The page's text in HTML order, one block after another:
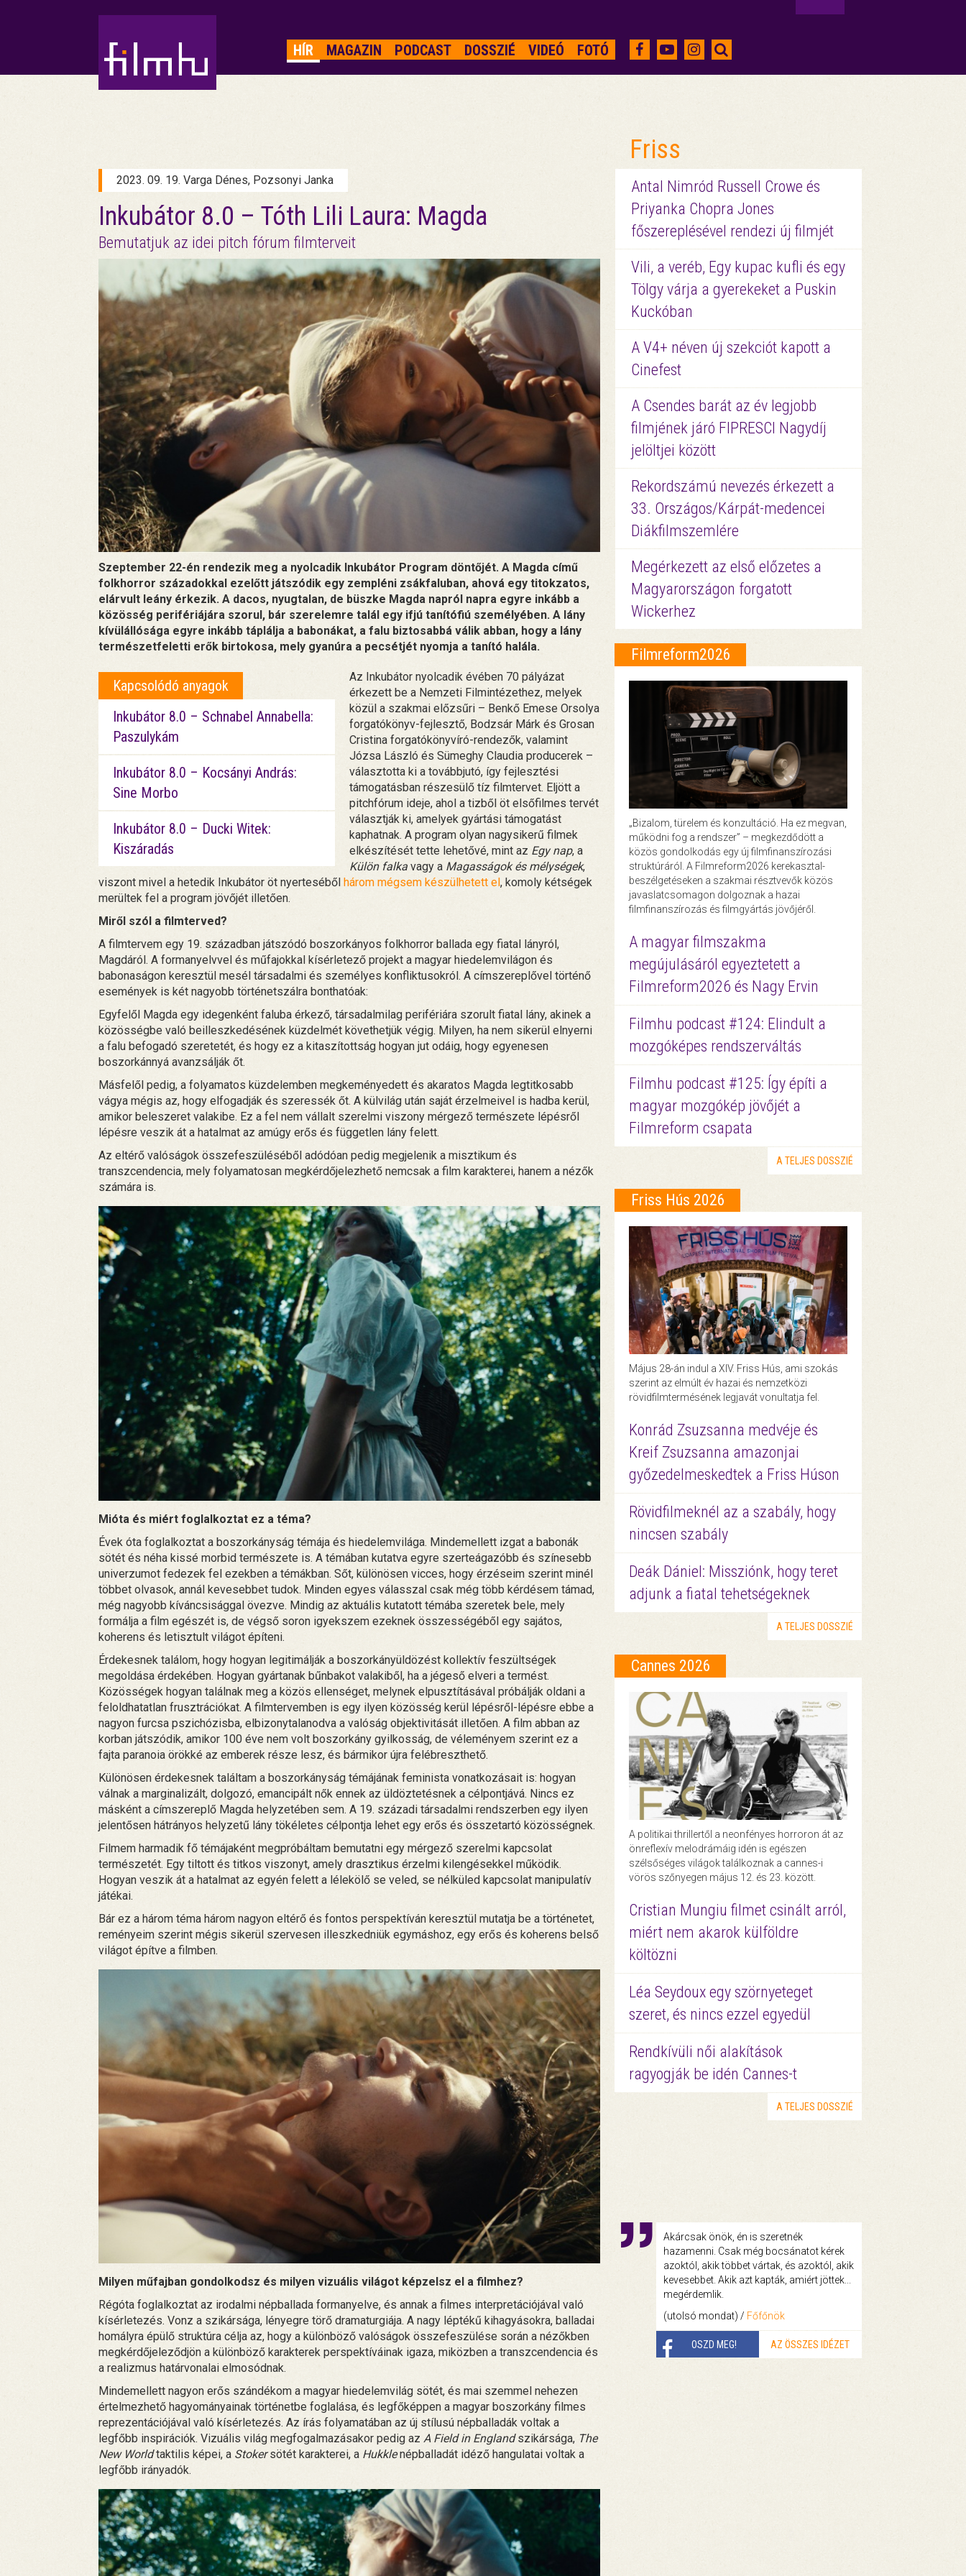
HÍR MAGAZIN PODCAST DOSSZIÉ VIDEÓ FOTÓ
2023. 09. 19. Varga Dénes, Pozsonyi Janka
Inkubátor 8.0 – Tóth Lili Laura: Magda
Bemutatjuk az idei pitch fórum filmterveit
Szeptember 22-én rendezik meg a nyolcadik Inkubátor Program döntőjét. A Magda című
folkhorror századokkal ezelőtt játszódik egy zempléni zsákfaluban, ahová egy titokzatos,
elárvult leány érkezik. A dacos, nyugtalan, de büszke Magda napról napra egyre inkább a
közösség perifériájára szorul, bár szerelemre talál egy ifjú tanítófiú személyében. A lány
kívülállósága egyre inkább táplálja a babonákat, a falu biztosabbá válik abban, hogy a lány
természetfeletti erők birtokosa, mely gyanúra a pecsétjét nyomja a tanító halála.
Kapcsolódó anyagok
Inkubátor 8.0 – Schnabel Annabella:
Paszulykám
Inkubátor 8.0 – Kocsányi András:
Sine Morbo
Inkubátor 8.0 – Ducki Witek:
Kiszáradás
Az Inkubátor nyolcadik évében 70 pályázat
érkezett be a Nemzeti Filmintézethez, melyek
közül a szakmai előzsűri – Benkő Emese Orsolya
forgatókönyv-fejlesztő, Bodzsár Márk és Grosan
Cristina forgatókönyvíró-rendezők, valamint
Józsa László és Sümeghy Claudia producerek –
választotta ki a továbbjutó, így fejlesztési
támogatásban részesülő tíz filmtervet. Eljött a
pitchfórum ideje, ahol a tizből öt elsőfilmes tervét
választják ki, amelyek gyártási támogatást
kaphatnak. A program olyan nagysikerű filmek
elkészítését tette lehetővé, mint az Egy nap, a
Külön falka vagy a Magasságok és mélységek,
viszont mivel a hetedik Inkubátor öt nyerteséből három mégsem készülhetett el , komoly kétségek
merültek fel a program jövőjét illetően.
Miről szól a filmterved?
A filmtervem egy 19. században játszódó boszorkányos folkhorror ballada egy fiatal lányról,
Magdáról. A formanyelvvel és műfajokkal kísérletező projekt a magyar hiedelemvilágon és
babonaságon keresztül mesél társadalmi és személyes konfliktusokról. A címszereplővel történő
események is két nagyobb történetszálra bonthatóak:
Egyfelől Magda egy idegenként faluba érkező, társadalmilag perifériára szorult fiatal lány, akinek a
közösségbe való beilleszkedésének küzdelmét követhetjük végig. Milyen, ha nem sikerül elnyerni
a falu befogadó szeretetét, és hogy ez a kitaszítottság hogyan jut odáig, hogy egyenesen
boszorkánnyá avanzsálják őt.
Másfelől pedig, a folyamatos küzdelemben megkeményedett és akaratos Magda legtitkosabb
vágya mégis az, hogy elfogadják és szeressék őt. A külvilág után saját érzelmeivel is hadba kerül,
amikor beleszeret valakibe. Ez a fel nem vállalt szerelmi viszony mérgező természete lépésről
lépésre veszik át a hatalmat az amúgy erős és független lány felett.
Az eltérő valóságok összefeszüléséből adódóan pedig megjelenik a misztikum és
transzcendencia, mely folyamatosan megkérdőjelezhető nemcsak a film karakterei, hanem a nézők
számára is.
Mióta és miért foglalkoztat ez a téma?
Évek óta foglalkoztat a boszorkányság témája és hiedelemvilága. Mindemellett izgat a babonák
sötét és néha kissé morbid természete is. A témában kutatva egyre szerteágazóbb és színesebb
univerzumot fedezek fel ezekben a témákban. Sőt, különösen vicces, hogy érzéseim szerint minél
többet olvasok, annál kevesebbet tudok. Minden egyes válasszal csak még több kérdésem támad,
még nagyobb kíváncsisággal övezve. Mindig az aktuális kutatott témába szeretek bele, mely
formálja a film egészét is, de végső soron igyekszem ezeknek összességéből egy sajátos,
koherens és letisztult világot építeni.
Érdekesnek találom, hogy hogyan legitimálják a boszorkányüldözést kollektív feszültségek
megoldása érdekében. Hogyan gyártanak bűnbakot valakiből, ha a jégeső elveri a termést.
Közösségek hogyan találnak meg a közös ellenséget, melynek elpusztításával próbálják oldani a
feloldhatatlan frusztrációkat. A filmtervemben is egy ilyen közösség kerül lépésről-lépésre ebbe a
nagyon furcsa pszichózisba, elbizonytalanodva a valóság objektivitását illetően. A film abban az
korban játszódik, amikor 100 éve nem volt boszorkány gyilkosság, de véleményem szerint ez a
fajta paranoia örökké az emberek része lesz, és bármikor újra felébreszthető.
Különösen érdekesnek találtam a boszorkányság témájának feminista vonatkozásait is: hogyan
válnak a marginalizált, dolgozó, emancipált nők ennek az üldöztetésnek a célpontjává. Nincs ez
másként a címszereplő Magda helyzetében sem. A 19. századi társadalmi rendszerben egy ilyen
jelentősen hátrányos helyzetű lány tökéletes célpontja lehet egy erős és összetartó közösségnek.
Filmem harmadik fő témájaként megpróbáltam bemutatni egy mérgező szerelmi kapcsolat
természetét. Egy tiltott és titkos viszonyt, amely drasztikus érzelmi kilengésekkel működik.
Hogyan veszik át a hatalmat az egyén felett a lélekölő se veled, se nélküled kapcsolat manipulatív
játékai.
Bár ez a három téma három nagyon eltérő és fontos perspektíván keresztül mutatja be a történetet,
reményeim szerint mégis sikerül szervesen illeszkedniük egymáshoz, egy erős és koherens belső
világot építve a filmben.
Milyen műfajban gondolkodsz és milyen vizuális világot képzelsz el a filmhez?
Régóta foglalkoztat az irodalmi népballada formanyelve, és annak a filmes interpretációjával való
kísérletezés. Vonz a szikársága, lényegre törő dramaturgiája. A nagy léptékű kihagyásokra, balladai
homályra épülő struktúra célja az, hogy a különböző valóságok összefeszülése során a nézőkben
megkérdőjeleződjön a különböző karakterek perspektíváinak igaza, miközben a transzcendencia és
a realizmus határvonalai elmosódnak.
Mindemellett nagyon erős szándékom a magyar hiedelemvilág sötét, és mai szemmel nehezen
értelmezhető hagyományainak történetbe foglalása, és legfőképpen a magyar boszorkány filmes
reprezentációjával való kísérletezés. Az írás folyamatában az új stílusú népballadák voltak a
legfőbb inspirációk. Vizuális világ megfogalmazásakor pedig az A Field in Englandszikársága, The
New Worldtaktilis képei, a Stokersötét karakterei, a Hukklenépballadát idéző hangulatai voltak a
legfőbb irányadók.
Friss
Antal Nimród Russell Crowe és
Priyanka Chopra Jones
főszereplésével rendezi új filmjét
Vili, a veréb, Egy kupac kufli és egy
Tölgy várja a gyerekeket a Puskin
Kuckóban
A V4+ néven új szekciót kapott a
Cinefest
A Csendes barát az év legjobb
filmjének járó FIPRESCI Nagydíj
jelöltjei között
Rekordszámú nevezés érkezett a
33. Országos/Kárpát-medencei
Diákfilmszemlére
Megérkezett az első előzetes a
Magyarországon forgatott
Wickerhez
Filmreform2026
„Bizalom, türelem és konzultáció. Ha ez megvan,
működni fog a rendszer” – megkezdődött a
közös gondolkodás egy új filmfinanszírozási
struktúráról. A Filmreform2026 kerekasztal-
beszélgetéseken a szakmai résztvevők közös
javaslatcsomagon dolgoznak a hazai
filmfinanszírozás és filmgyártás jövőjéről.
A magyar filmszakma
megújulásáról egyeztetett a
Filmreform2026 és Nagy Ervin
Filmhu podcast #124: Elindult a
mozgóképes rendszerváltás
Filmhu podcast #125: Így építi a
magyar mozgókép jövőjét a
Filmreform csapata
A TELJES DOSSZIÉ
Friss Hús 2026
Május 28-án indul a XIV. Friss Hús, ami szokás
szerint az elmúlt év hazai és nemzetközi
rövidfilmtermésének legjavát vonultatja fel.
Konrád Zsuzsanna medvéje és
Kreif Zsuzsanna amazonjai
győzedelmeskedtek a Friss Húson
Rövidfilmeknél az a szabály, hogy
nincsen szabály
Deák Dániel: Missziónk, hogy teret
adjunk a fiatal tehetségeknek
A TELJES DOSSZIÉ
Cannes 2026
A politikai thrillertől a neonfényes horroron át az
önreflexív melodrámáig idén is egészen
szélsőséges világok találkoznak a cannes-i
vörös szőnyegen május 12. és 23. között.
Cristian Mungiu filmet csinált arról,
miért nem akarok külföldre
költözni
Léa Seydoux egy szörnyeteget
szeret, és nincs ezzel egyedül
Rendkívüli női alakítások
ragyogják be idén Cannes-t
A TELJES DOSSZIÉ
Akárcsak önök, én is szeretnék
hazamenni. Csak még bocsánatot kérek
azoktól, akik többet vártak, és azoktól, akik
kevesebbet. Akik azt kapták, amiért jöttek...
megérdemlik.
(utolsó mondat) / Főfőnök
OSZD MEG! AZ ÖSSZES IDÉZET